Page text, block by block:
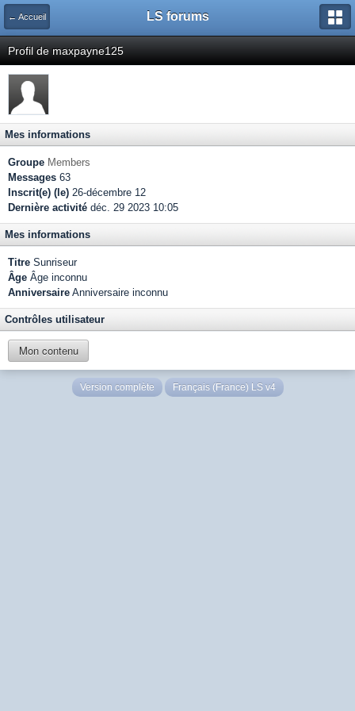
← Accueil LS forums
Profil de maxpayne125
Mes informations
Groupe Members
Messages 63
Inscrit(e) (le) 26-décembre 12
Dernière activité déc. 29 2023 10:05
Mes informations
Titre Sunriseur
Âge Âge inconnu
Anniversaire Anniversaire inconnu
Contrôles utilisateur
Mon contenu
Version complète Français (France) LS v4